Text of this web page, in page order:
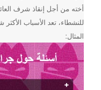
أخته من أجل إنقاذ شرف
للنشطاء، تعد الأسباب
المثال: